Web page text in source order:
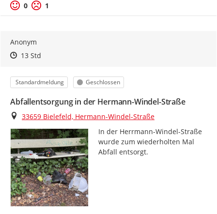
0 1
Anonym
Zeitpunkt des Erstellens
Zeitpunkt des Erstellens
13 StdZur Äußerung
Kategorie
Standardmeldung Status
Geschlossen
Abfallentsorgung in der Hermann-Windel-Straße
Ort
33659 Bielefeld, Hermann-Windel-Straße
In der Herrmann-Windel-Straße
wurde zum wiederholten Mal
Abfall entsorgt.